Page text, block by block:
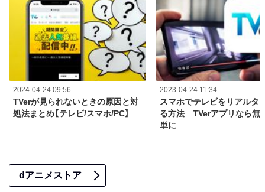
2024-04-24 09:56
TVerが見られないときの原因と対
処法まとめ【テレビ/スマホ/PC】
2023-04-24 11:34
スマホでテレビをリアルタ
る方法 TVerアプリなら無
単に
dアニメストア